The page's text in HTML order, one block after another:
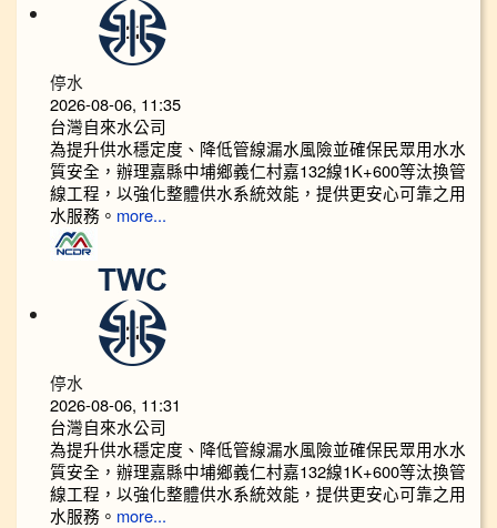
停水
2026-08-06, 11:35
台灣自來水公司
為提升供水穩定度、降低管線漏水風險並確保民眾用水水
質安全，辦理嘉縣中埔鄉義仁村嘉132線1K+600等汰換管
線工程，以強化整體供水系統效能，提供更安心可靠之用
水服務。 more...
停水
2026-08-06, 11:31
台灣自來水公司
為提升供水穩定度、降低管線漏水風險並確保民眾用水水
質安全，辦理嘉縣中埔鄉義仁村嘉132線1K+600等汰換管
線工程，以強化整體供水系統效能，提供更安心可靠之用
水服務。 more...